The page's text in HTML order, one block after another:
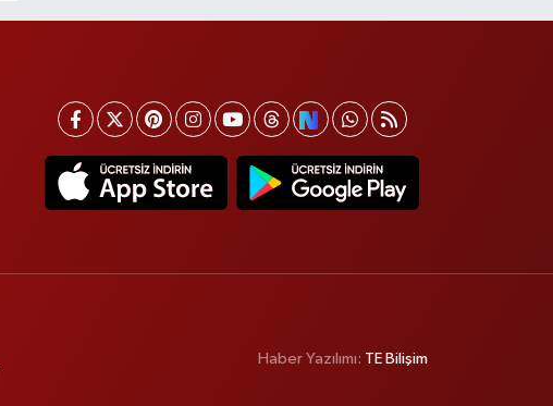
Haber Yazılımı: TE Bilişim